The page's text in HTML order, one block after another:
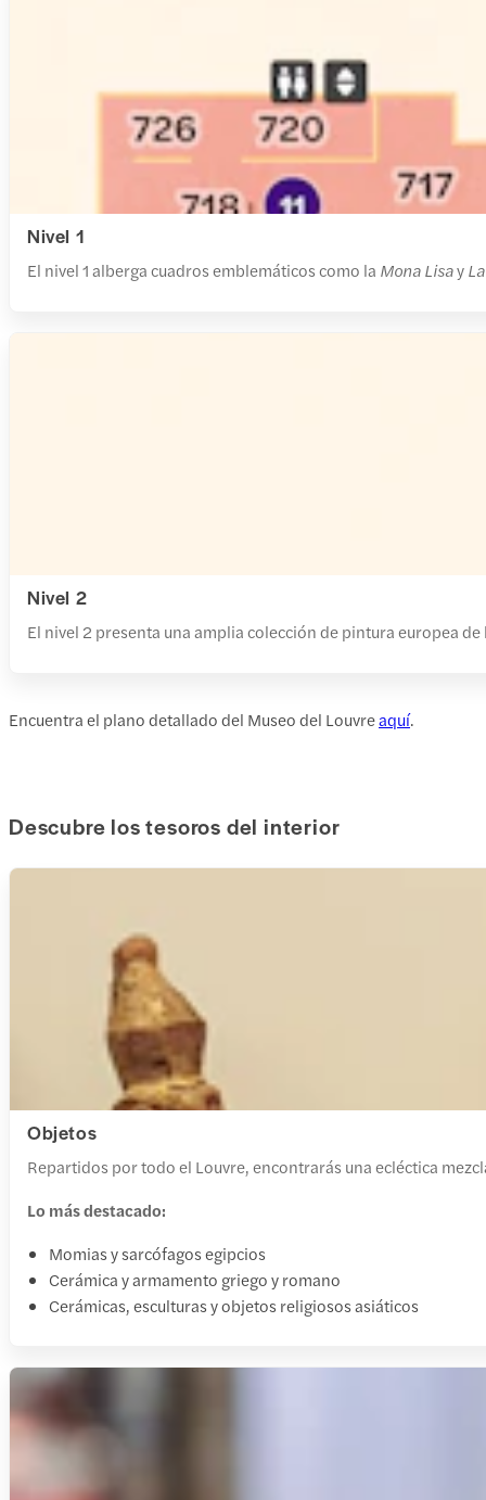
Nivel 1
El nivel 1 alberga cuadros emblemáticos como la Mona Lisay
Nivel 2
El nivel 2 presenta una amplia colección de pintura europea
Encuentra el plano detallado del Museo del Louvreaquí.
Descubre los tesoros del interior
Objetos
Repartidos por todo el Louvre, encontrarás una ecléctica
Lo más destacado:
Momias y sarcófagos egipcios
Cerámica y armamento griego y romano
Cerámicas, esculturas y objetos religiosos asiáticos